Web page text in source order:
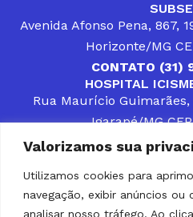
Valorizamos sua
Utilizamos cookies para
navegação, exibir anúncios
analisar nosso tráfego. Ao
Avenida Afonso Pena, 867,
Horizonte/MG
CONTATO (31)
HOSPITAL
Rua Maurício
Igarapé/MG
CONTATOS (31) 3512-
DESENVOLVER
PÚBLICOS QUE
POPULAÇÃO DA REGIÃO
PARCEIRO DOS
SOLUÇÃO DE